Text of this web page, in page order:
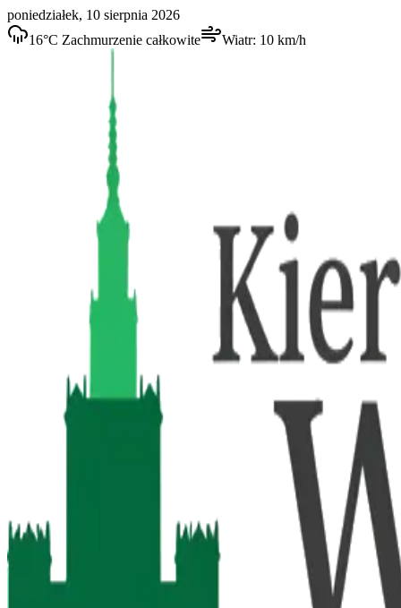
poniedziałek, 10 sierpnia 2026
16°C Zachmurzenie całkowite Wiatr: 10 km/h